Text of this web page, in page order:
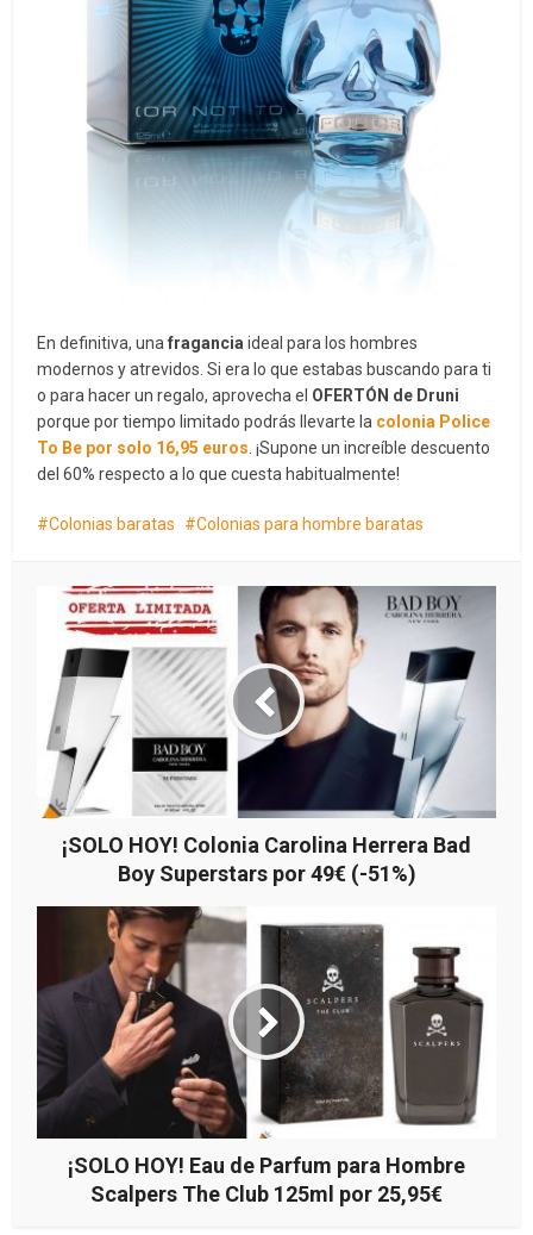
En definitiva, unafragancia ideal para los hombres
modernos y atrevidos. Si era lo que estabas buscando para ti
o para hacer un regalo, aprovecha el OFERTÓN de Druni
porque por tiempo limitado podrás llevarte la colonia Police
To Be por solo 16,95 euros . ¡Supone un increíble descuento
del 60% respecto a lo que cuesta habitualmente!
Colonias baratas Colonias para hombre baratas
¡SOLO HOY! Colonia Carolina Herrera Bad
Boy Superstars por 49€ (-51%)
¡SOLO HOY! Eau de Parfum para Hombre
Scalpers The Club 125ml por 25,95€